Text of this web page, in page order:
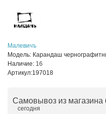
Малевичъ
Модель: Карандаш
Наличие: 16
Артикул:197018
Самовывоз из магазина
сегодня